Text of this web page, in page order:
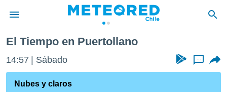
de
por
El Tiempo en Puertollano
14:57 Sábado ...
Nubes y claros